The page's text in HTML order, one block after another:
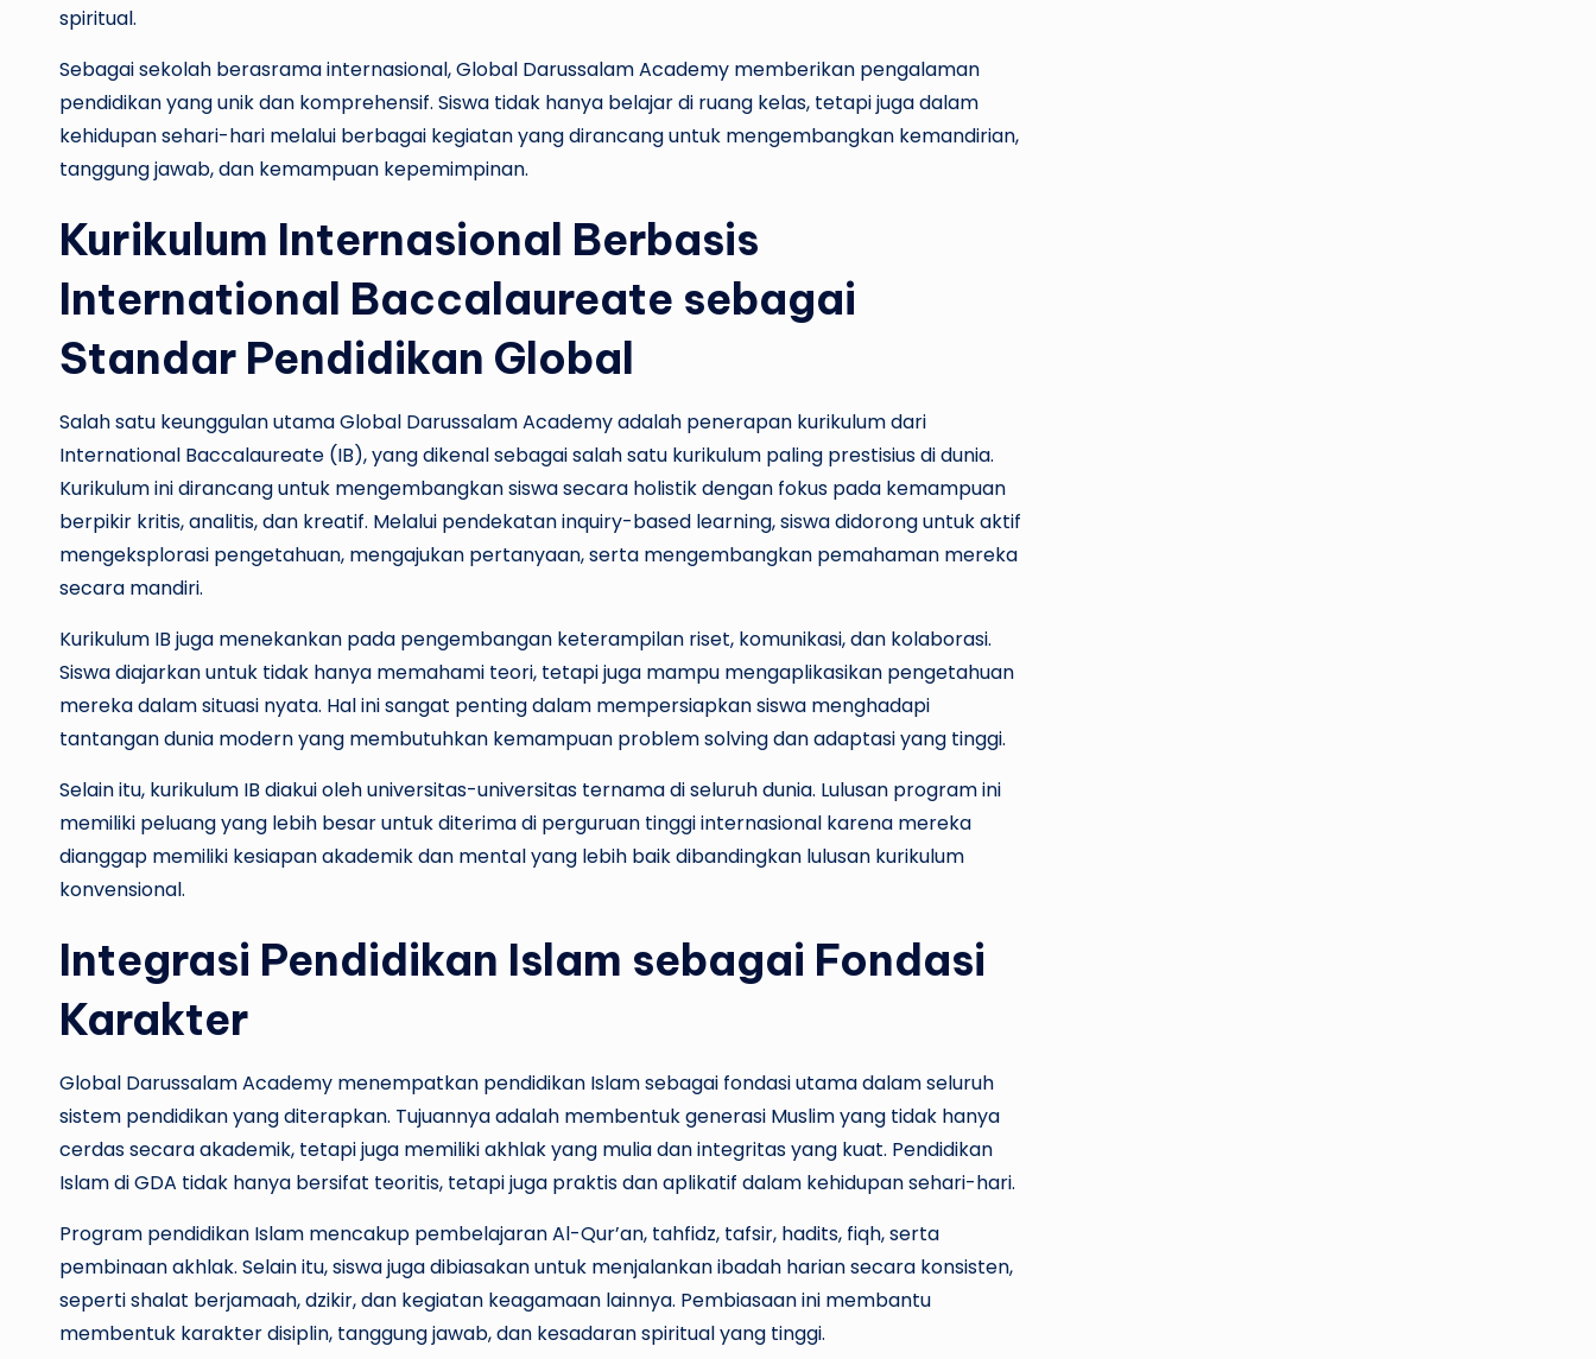
spiritual.
Sebagai sekolah berasrama internasional, Global Darussalam Academy memberikan pengalaman
pendidikan yang unik dan komprehensif. Siswa tidak hanya belajar di ruang kelas, tetapi juga dalam
kehidupan sehari-hari melalui berbagai kegiatan yang dirancang untuk mengembangkan kemandirian,
tanggung jawab, dan kemampuan kepemimpinan.
Kurikulum Internasional Berbasis
International Baccalaureate sebagai
Standar Pendidikan Global
Salah satu keunggulan utama Global Darussalam Academy adalah penerapan kurikulum dari
International Baccalaureate (IB), yang dikenal sebagai salah satu kurikulum paling prestisius di dunia.
Kurikulum ini dirancang untuk mengembangkan siswa secara holistik dengan fokus pada kemampuan
berpikir kritis, analitis, dan kreatif. Melalui pendekatan inquiry-based learning, siswa didorong untuk aktif
mengeksplorasi pengetahuan, mengajukan pertanyaan, serta mengembangkan pemahaman mereka
secara mandiri.
Kurikulum IB juga menekankan pada pengembangan keterampilan riset, komunikasi, dan kolaborasi.
Siswa diajarkan untuk tidak hanya memahami teori, tetapi juga mampu mengaplikasikan pengetahuan
mereka dalam situasi nyata. Hal ini sangat penting dalam mempersiapkan siswa menghadapi
tantangan dunia modern yang membutuhkan kemampuan problem solving dan adaptasi yang tinggi.
Selain itu, kurikulum IB diakui oleh universitas-universitas ternama di seluruh dunia. Lulusan program ini
memiliki peluang yang lebih besar untuk diterima di perguruan tinggi internasional karena mereka
dianggap memiliki kesiapan akademik dan mental yang lebih baik dibandingkan lulusan kurikulum
konvensional.
Integrasi Pendidikan Islam sebagai Fondasi
Karakter
Global Darussalam Academy menempatkan pendidikan Islam sebagai fondasi utama dalam seluruh
sistem pendidikan yang diterapkan. Tujuannya adalah membentuk generasi Muslim yang tidak hanya
cerdas secara akademik, tetapi juga memiliki akhlak yang mulia dan integritas yang kuat. Pendidikan
Islam di GDA tidak hanya bersifat teoritis, tetapi juga praktis dan aplikatif dalam kehidupan sehari-hari.
Program pendidikan Islam mencakup pembelajaran Al-Qur’an, tahfidz, tafsir, hadits, fiqh, serta
pembinaan akhlak. Selain itu, siswa juga dibiasakan untuk menjalankan ibadah harian secara konsisten,
seperti shalat berjamaah, dzikir, dan kegiatan keagamaan lainnya. Pembiasaan ini membantu
membentuk karakter disiplin, tanggung jawab, dan kesadaran spiritual yang tinggi.